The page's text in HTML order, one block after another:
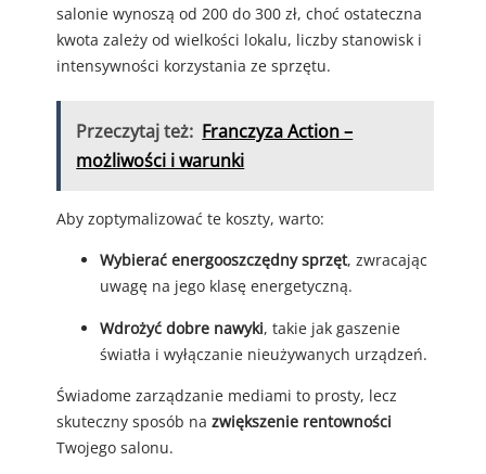
salonie wynoszą od 200 do 300 zł, choć ostateczna
kwota zależy od wielkości lokalu, liczby stanowisk i
intensywności korzystania ze sprzętu.
Przeczytaj też: Franczyza Action –
możliwości i warunki
Aby zoptymalizować te koszty, warto:
Wybierać energooszczędny sprzęt, zwracając
uwagę na jego klasę energetyczną.
Wdrożyć dobre nawyki, takie jak gaszenie
światła i wyłączanie nieużywanych urządzeń.
Świadome zarządzanie mediami to prosty, lecz
skuteczny sposób na zwiększenie rentowności
Twojego salonu.